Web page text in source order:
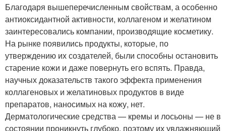
Благодаря вышеперечисленным свойствам, а особенно
антиоксидантной активности, коллагеном и желатином
заинтересовались компании, производящие косметику.
На рынке появились продукты, которые, по
утверждению их создателей, были способны остановить
старение кожи и даже повернуть его вспять. Правда,
научных доказательств такого эффекта применения
коллагеновых и желатиновых продуктов в виде
препаратов, наносимых на кожу, нет.
Дерматологические средства — кремы и лосьоны — не в
состоянии проникнуть глубоко, поэтому их увлажняющий